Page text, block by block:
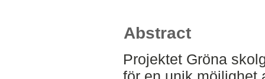
Abstract
Projektet Gröna